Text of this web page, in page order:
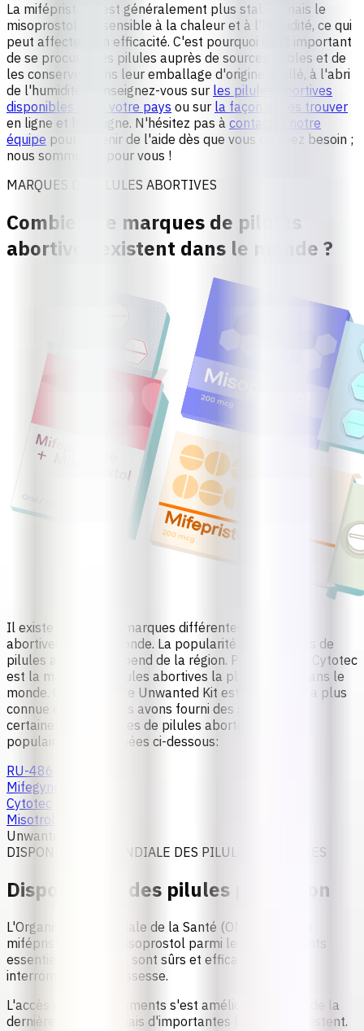
La mifépristone est généralement plus stable, mais le
misoprostol est sensible à la chaleur et à l'humidité, ce qui
peut affecter son efficacité. C'est pourquoi il est important
de se procurer les pilules auprès de sources fiables et de
les conserver dans leur emballage d'origine scellé, à l'abri
de l'humidité. Renseignez-vous sur les pilules abortives
disponibles dans votre pays ou sur la façon de les trouver
en ligne et hors ligne. N'hésitez pas à contacter notre
équipe pour obtenir de l'aide dès que vous en avez besoin ;
nous sommes là pour vous !
MARQUES DE PILULES ABORTIVES
Combien de marques de pilules
abortives existent dans le monde ?
Il existe plus de 78 marques différentes de pilules
abortives dans le monde. La popularité des marques de
pilules abortives dépend de la région. Par exemple, Cytotec
est la marque de pilules abortives la plus connue dans le
monde. Cependant, le Unwanted Kit est la marque la plus
connue en Inde. Nous avons fourni des guides pour
certaines des marques de pilules abortives les plus
populaires mentionnées ci-dessous:
RU-486
Mifegyne
Cytotec
Misotrol
Unwanted-Kit
DISPONIBILITÉ MONDIALE DES PILULES ABORTIVES
Disponibilité des pilules par région
L'Organisation mondiale de la Santé (OMS) classe
mifépristone et le misoprostol parmi les médicaments
essentiels [7]
, car ils sont sûrs et efficaces pour
interrompre une grossesse.
L'accès à ces médicaments s'est amélioré au cours de la
dernière décennie
, mais d'importantes lacunes subsistent.